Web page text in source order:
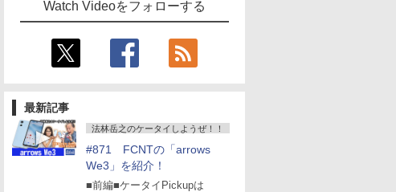
Watch Videoをフォローする
最新記事
法林岳之のケータイしようぜ！！
#871 FCNTの「arrows
We3」を紹介！
■前編■ケータイPickupは